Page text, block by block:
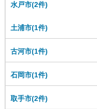
水戸市(2件)
土浦市(1件)
古河市(1件)
石岡市(1件)
取手市(2件)